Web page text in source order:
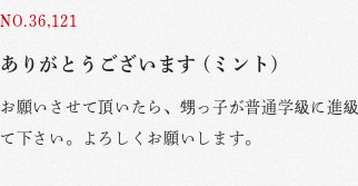
NO.36,121
ありがとうございます (ミント)
お願いさせて頂いたら、甥っ子が普通学級に進
て下さい。よろしくお願いします。